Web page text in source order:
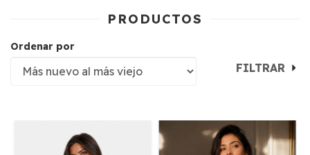
PRODUCTOS
Ordenar por
FILTRAR